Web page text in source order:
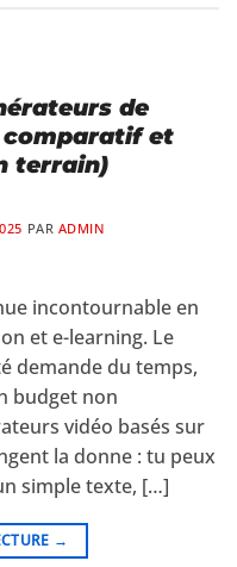
de
comparatif et
terrain)
PAR ADMIN
incontournable en
et e-learning. Le
demande du temps,
budget non
vidéo basés sur
la donne : tu peux
simple texte, […]
→